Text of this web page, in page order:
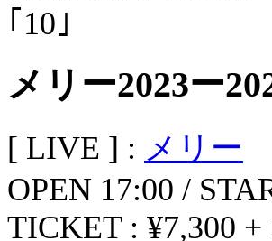
メリー2023ー
[ LIVE ] : メリー
OPEN 17:00 /
TICKET : ¥7,300 +